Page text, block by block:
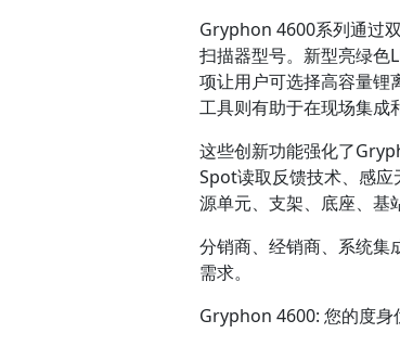
Gryphon 4600系列通过
扫描器型号。新型亮绿色
项让用户可选择高容量
工具则有助于在现场集成
这些创新功能强化了
Spot读取反馈技术、感
源单元、支架、底座、基
分销商、经销商、系统集
需求。
Gryphon 4600: 您的度身